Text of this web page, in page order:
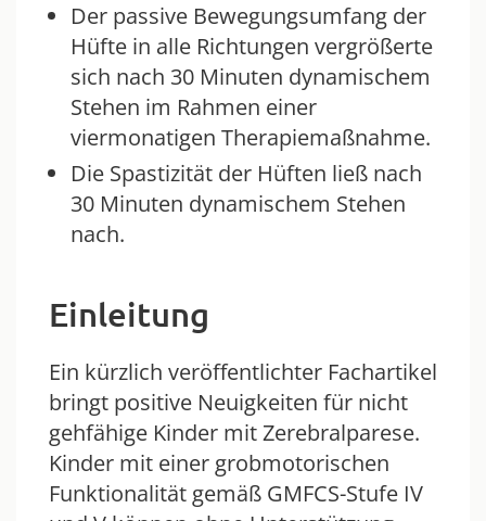
Der passive Bewegungsumfang der
Hüfte in alle Richtungen vergrößerte
sich nach 30 Minuten dynamischem
Stehen im Rahmen einer
viermonatigen Therapiemaßnahme.
Die Spastizität der Hüften ließ nach
30 Minuten dynamischem Stehen
nach.
Einleitung
Ein kürzlich veröffentlichter Fachartikel
bringt positive Neuigkeiten für nicht
gehfähige Kinder mit Zerebralparese.
Kinder mit einer grobmotorischen
Funktionalität gemäß GMFCS-Stufe IV